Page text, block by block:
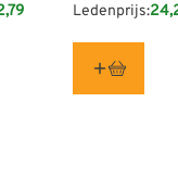
Ledenprijs: